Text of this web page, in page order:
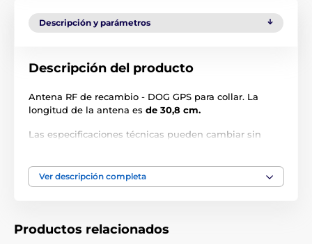
Descripción y parámetros
Descripción del producto
Antena RF de recambio - DOG GPS para collar. La
longitud de la antena es de 30,8 cm.
Las especificaciones técnicas pueden cambiar sin
Accesorios GPS collares
Ver descripción completa
Productos relacionados